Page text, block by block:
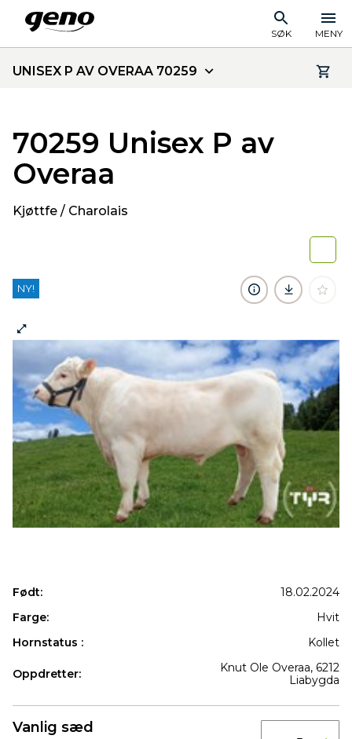
SØK MENY
UNISEX P AV OVERAA 70259
70259 Unisex P av
Overaa
Kjøttfe / Charolais
NY!
Født:
18.02.2024
Farge:
Hvit
Hornstatus :
Kollet
Oppdretter:
Knut Ole Overaa, 6212
Liabygda
Vanlig sæd